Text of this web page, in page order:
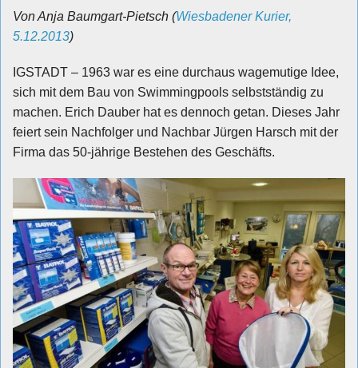
Kontakt
Impressum / Datenschutz
Von Anja Baumgart-Pietsch (Wiesbadener Kurier,
5.12.2013)
IGSTADT – 1963 war es eine durchaus wagemutige Idee,
sich mit dem Bau von Swimmingpools selbstständig zu
machen. Erich Dauber hat es dennoch getan. Dieses Jahr
feiert sein Nachfolger und Nachbar Jürgen Harsch mit der
Firma das 50-jährige Bestehen des Geschäfts.